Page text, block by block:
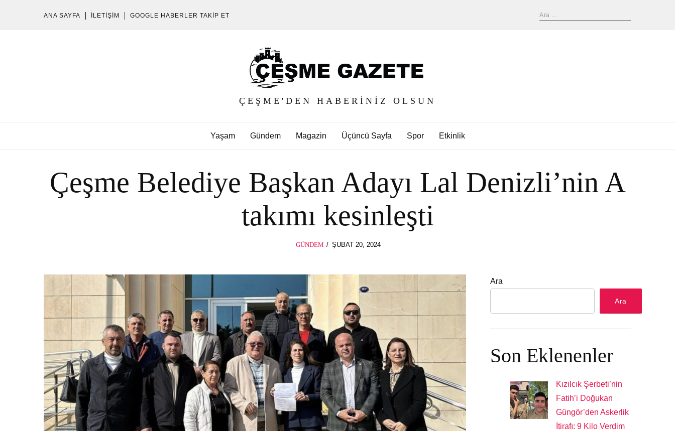
ANA SAYFA İLETIŞIM GOOGLE HABERLER TAKIP ET
ÇEŞME'DEN HABERINIZ OLSUN
Yaşam Gündem Magazin Üçüncü Sayfa Spor Etkinlik
Çeşme Belediye Başkan Adayı Lal Denizli’nin A
takımı kesinleşti
GÜNDEM
POSTED
ŞUBAT 20, 2024
Ara
Ara
Son Eklenenler
Kızılcık Şerbeti’nin
Fatih’i Doğukan
Güngör’den Askerlik
İtirafı: 9 Kilo Verdim